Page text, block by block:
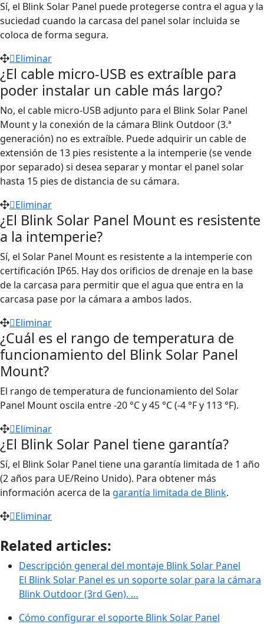
Sí, el Blink Solar Panel puede protegerse contra el agua y la
suciedad cuando la carcasa del panel solar incluida se
coloca de forma segura.
Eliminar
¿El cable micro-USB es extraíble para
poder instalar un cable más largo?
No, el cable micro-USB adjunto para el Blink Solar Panel
Mount y la conexión de la cámara Blink Outdoor (3.ª
generación) no es extraíble. Puede adquirir un cable de
extensión de 13 pies resistente a la intemperie (se vende
por separado) si desea separar y montar el panel solar
hasta 15 pies de distancia de su cámara.
Eliminar
¿El Blink Solar Panel Mount es resistente
a la intemperie?
Sí, el Solar Panel Mount es resistente a la intemperie con
certificación IP65. Hay dos orificios de drenaje en la base
de la carcasa para permitir que el agua que entra en la
carcasa pase por la cámara a ambos lados.
Eliminar
¿Cuál es el rango de temperatura de
funcionamiento del Blink Solar Panel
Mount?
El rango de temperatura de funcionamiento del Solar
Panel Mount oscila entre -20 °C y 45 °C (-4 °F y 113 °F).
Eliminar
¿El Blink Solar Panel tiene garantía?
Sí, el Blink Solar Panel tiene una garantía limitada de 1 año
(2 años para UE/Reino Unido). Para obtener más
información acerca de la garantía limitada de Blink.
Eliminar
Related articles:
Descripción general del montaje Blink Solar Panel
El Blink Solar Panel es un soporte solar para la cámara
Blink Outdoor (3rd Gen). …
Cómo configurar el soporte Blink Solar Panel